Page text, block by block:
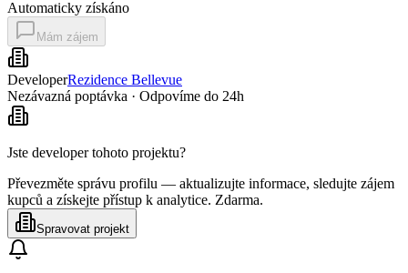
Automaticky získáno
Mám zájem
DeveloperRezidence Bellevue
Nezávazná poptávka · Odpovíme do 24h
Jste developer tohoto projektu?
Převezměte správu profilu — aktualizujte informace, sledujte zájem
kupců a získejte přístup k analytice. Zdarma.
Spravovat projekt